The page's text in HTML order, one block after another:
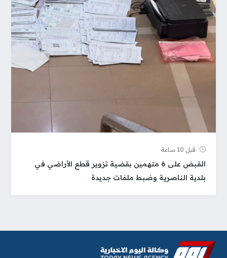
قبل 10 ساعة
القبض على 6 متهمين بقضية تزوير قطع الأراضي في
بلدية الناصرية وضبط ملفات جديدة